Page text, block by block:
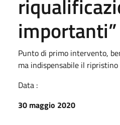
importanti”
Punto di primo intervento,
ma indispensabile il
Data :
30 maggio 2020